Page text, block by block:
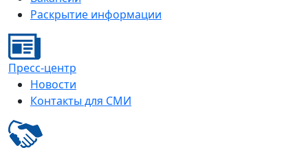
Раскрытие информации
Пресс-центр
Новости
Контакты для СМИ